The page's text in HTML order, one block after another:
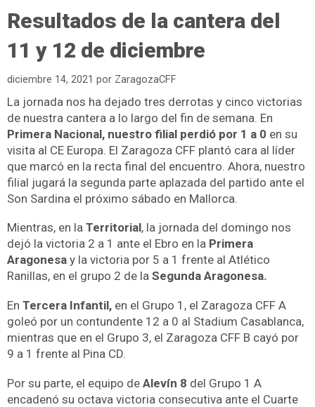
Resultados de la cantera del
11 y 12 de diciembre
diciembre 14, 2021 por ZaragozaCFF
La jornada nos ha dejado tres derrotas y cinco victorias
de nuestra cantera a lo largo del fin de semana. En
Primera Nacional, nuestro filial perdió por 1 a 0 en su
visita al CE Europa. El Zaragoza CFF plantó cara al líder
que marcó en la recta final del encuentro. Ahora, nuestro
filial jugará la segunda parte aplazada del partido ante el
Son Sardina el próximo sábado en Mallorca.
Mientras, en la Territorial, la jornada del domingo nos
dejó la victoria 2 a 1 ante el Ebro en la Primera
Aragonesa y la victoria por 5 a 1 frente al Atlético
Ranillas, en el grupo 2 de la Segunda Aragonesa.
En Tercera Infantil, en el Grupo 1, el Zaragoza CFF A
goleó por un contundente 12 a 0 al Stadium Casablanca,
mientras que en el Grupo 3, el Zaragoza CFF B cayó por
9 a 1 frente al Pina CD.
Por su parte, el equipo de Alevín 8 del Grupo 1 A
encadenó su octava victoria consecutiva ante el Cuarte